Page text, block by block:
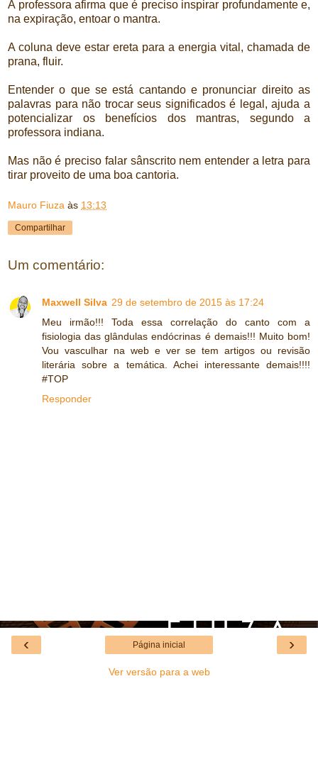
A professora afirma que é preciso inspirar profundamente e,
na expiração, entoar o mantra.
A coluna deve estar ereta para a energia vital, chamada de
prana, fluir.
Entender o que se está cantando e pronunciar direito as
palavras para não trocar seus significados é legal, ajuda a
potencializar os benefícios dos mantras, segundo a
professora indiana.
Mas não é preciso falar sânscrito nem entender a letra para
tirar proveito de uma boa cantoria.
Mauro Fiuza às 13:13
Compartilhar
Um comentário:
Maxwell Silva 29 de setembro de 2015 às 17:24
Meu irmão!!! Toda essa correlação do canto com a
fisiologia das glândulas endócrinas é demais!!! Muito bom!
Vou vasculhar na web e ver se tem artigos ou revisão
literária sobre a temática. Achei interessante demais!!!!
#TOP
Responder
‹ ›
Página inicial
Ver versão para a web